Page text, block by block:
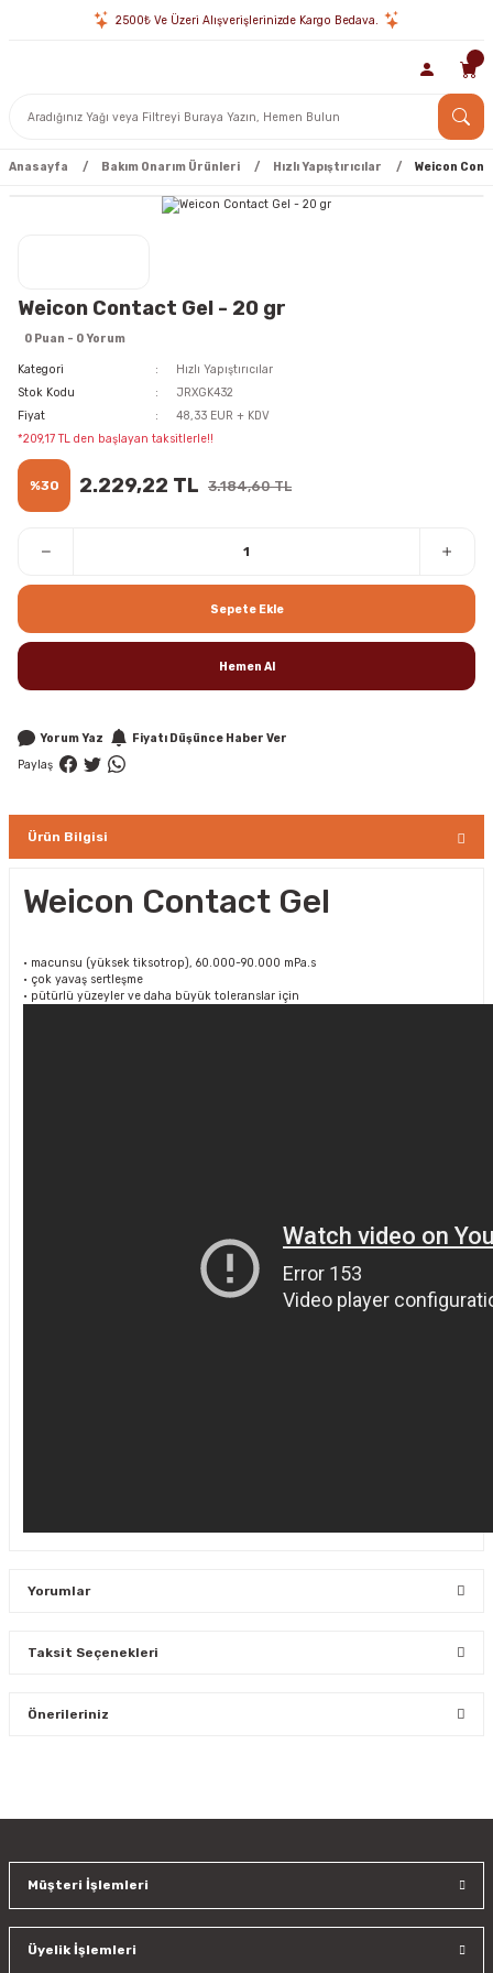
2500₺ Ve Üzeri Alışverişlerinizde Kargo Bedava.
Anasayfa Bakım Onarım Ürünleri Hızlı Yapıştırıcılar Weicon
Weicon Contact Gel - 20 gr
0 Puan - 0 Yorum
Kategori
Hızlı Yapıştırıcılar
Stok Kodu
JRXGK432
Fiyat
48,33 EUR + KDV
*209,17 TL den başlayan taksitlerle!!
%30 2.229,22 TL 3.184,60 TL
Sepete Ekle
Hemen Al
Yorum Yaz
Fiyatı Düşünce Haber Ver
Paylaş
Ürün Bilgisi
Weicon Contact Gel
• macunsu (yüksek tiksotrop), 60.000-90.000 mPa.s
• çok yavaş sertleşme
• pütürlü yüzeyler ve daha büyük toleranslar için
Yorumlar
Taksit Seçenekleri
Önerileriniz
Ürün resmi kalitesiz, bozuk veya görüntülenemiyor.
Ürün bilgilerinde hatalar bulunuyor.
Müşteri İşlemleri
Üyelik İşlemleri